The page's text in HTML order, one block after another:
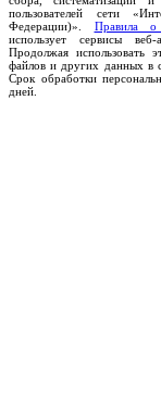
пользователей сети
Федерации)». Правила о
использует сервисы
Продолжая использовать
файлов и других данных в
Срок обработки
дней.